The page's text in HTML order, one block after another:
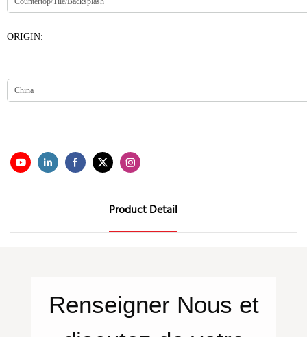
ORIGIN:
Product Detail
Renseigner Nous et